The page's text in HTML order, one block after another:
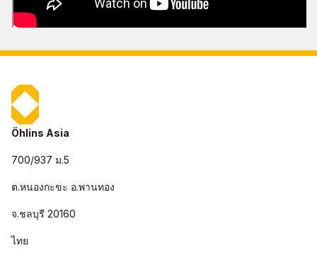
Öhlins Asia
700/937 ม.5
ต.หนองกะขะ อ.พานทอง
จ.ชลบุรี 20160
ไทย